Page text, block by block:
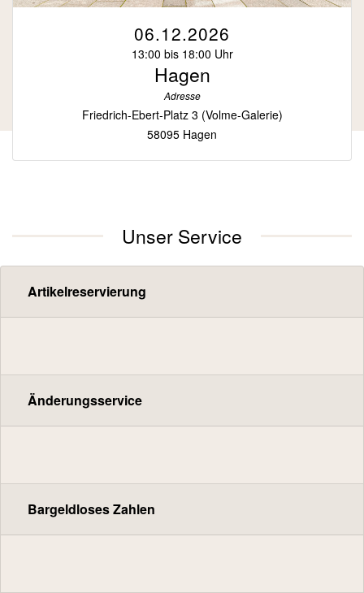
06.12.2026
13:00 bis 18:00 Uhr
Hagen
Adresse
Friedrich-Ebert-Platz 3 (Volme-Galerie)
58095 Hagen
Unser Service
Artikelreservierung
Änderungsservice
Bargeldloses Zahlen